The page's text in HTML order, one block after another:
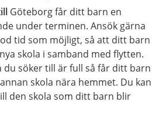
Göteborg får ditt barn en
under terminen. Ansök gärna
tid som möjligt, så att ditt barn
skola i samband med flytten.
du söker till är full så får ditt barn
skola nära hemmet. Du kan
den skola som ditt barn blir